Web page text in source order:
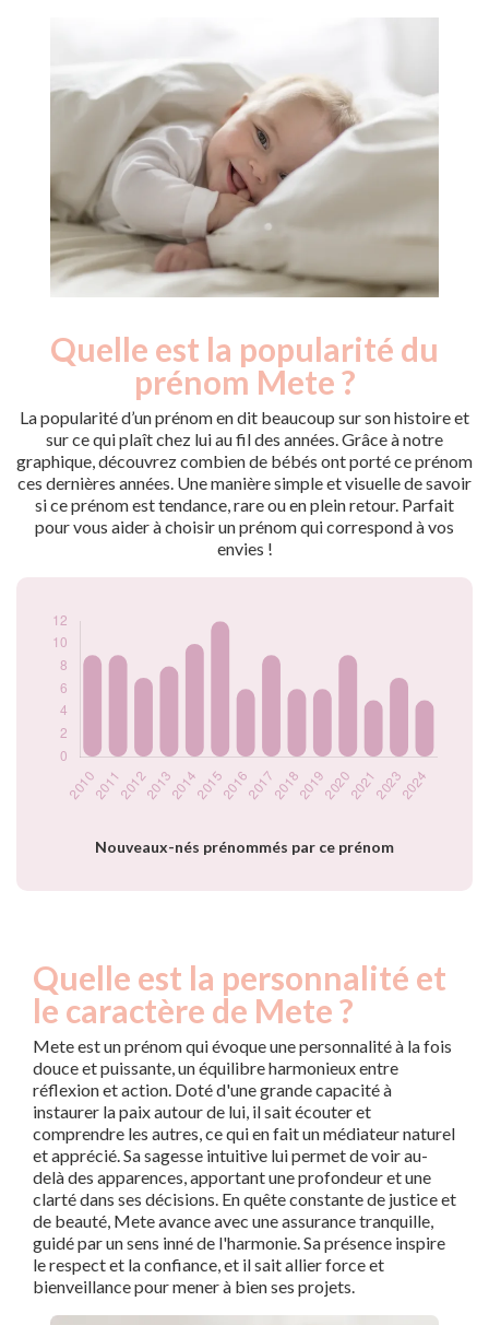
Quelle est la popularité du
prénom Mete ?
La popularité d’un prénom en dit beaucoup sur son histoire et
sur ce qui plaît chez lui au fil des années. Grâce à notre
graphique, découvrez combien de bébés ont porté ce prénom
ces dernières années. Une manière simple et visuelle de savoir
si ce prénom est tendance, rare ou en plein retour. Parfait
pour vous aider à choisir un prénom qui correspond à vos
envies !
Nouveaux-nés prénommés par ce prénom
Popularité du
prénom Mete par
Année
Nouveaux-
nés
2011
9
2012
7
2013
8
2014
10
2015
12
2016
6
2020
Quelle est la personnalité et
le caractère de Mete ?
Mete est un prénom qui évoque une personnalité à la fois
douce et puissante, un équilibre harmonieux entre
réflexion et action. Doté d'une grande capacité à
instaurer la paix autour de lui, il sait écouter et
comprendre les autres, ce qui en fait un médiateur naturel
et apprécié. Sa sagesse intuitive lui permet de voir au-
delà des apparences, apportant une profondeur et une
clarté dans ses décisions. En quête constante de justice et
de beauté, Mete avance avec une assurance tranquille,
guidé par un sens inné de l'harmonie. Sa présence inspire
le respect et la confiance, et il sait allier force et
bienveillance pour mener à bien ses projets.